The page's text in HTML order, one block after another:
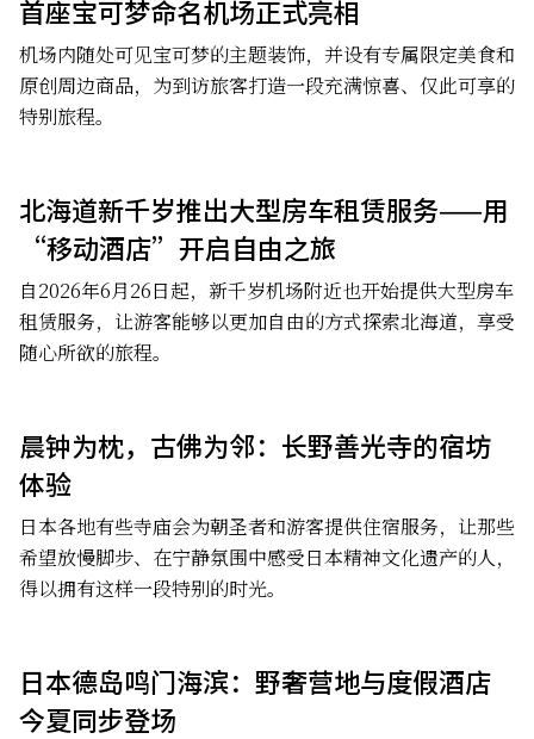
首座宝可梦命名机场正式亮相
机场内随处可见宝可梦的主题装饰，并设有专属限定美食和
原创周边商品，为到访旅客打造一段充满惊喜、仅此可享的
特别旅程。
北海道新千岁推出大型房车租赁服务——用
“移动酒店”开启自由之旅
自2026年6月26日起，新千岁机场附近也开始提供大型房车
租赁服务，让游客能够以更加自由的方式探索北海道，享受
随心所欲的旅程。
晨钟为枕，古佛为邻：长野善光寺的宿坊
体验
日本各地有些寺庙会为朝圣者和游客提供住宿服务，让那些
希望放慢脚步、在宁静氛围中感受日本精神文化遗产的人，
得以拥有这样一段特别的时光。
日本德岛鸣门海滨：野奢营地与度假酒店
今夏同步登场